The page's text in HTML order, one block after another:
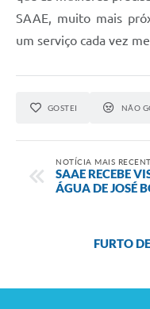
SAAE, muito mais
um serviço cada vez
GOSTEI NÃO
NOTÍCIA MAIS
SAAE RECEBE
ÁGUA DE JOSÉ
FURTO